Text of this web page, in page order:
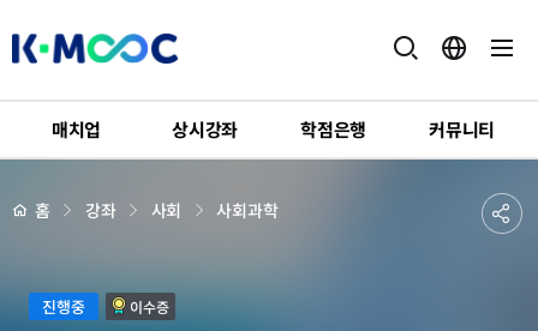
K-
매치업 상시강좌 학점은행 커뮤니티
강
세하
위 홈 강좌 사회 사회과학
공
한
국진행중 이수증